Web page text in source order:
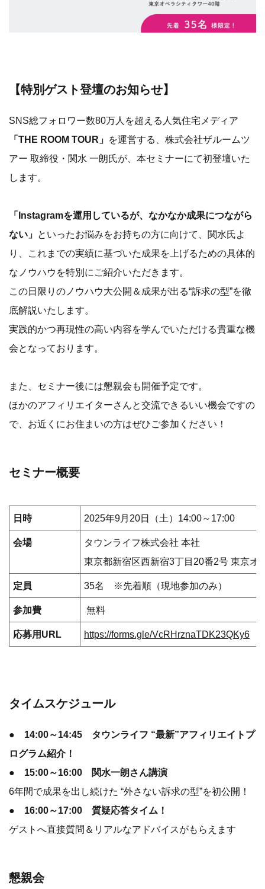
【特別ゲスト登壇のお知らせ】
SNS総フォロワー数80万人を超える人気住宅メディア
「THE ROOM TOUR」 を運営する、株式会社ザルームツ
アー 取締役・関水 一朗氏が、本セミナーにて初登壇いた
します。
「Instagramを運用しているが、なかなか成果につながら
ない」 といったお悩みをお持ちの方に向けて、関水氏よ
り、これまでの実績に基づいた成果を上げるための具体的
なノウハウを特別にご紹介いただきます。
この日限りのノウハウ大公開＆成果が出る“訴求の型”を徹
底解説いたします。
実践的かつ再現性の高い内容を学んでいただける貴重な機
会となっております。
また、セミナー後には懇親会も開催予定です。
ほかのアフィリエイターさんと交流できるいい機会ですの
で、お近くにお住まいの方はぜひご参加ください！
セミナー概要
日時 2025年9月20日（土）14:00～17:00
会場
タウンライフ株式会社 本社
東京都新宿区西新宿3丁目20番2号 東京オ
定員 35名 ※先着順（現地参加のみ）
参加費 無料
応募用URL https://forms.gle/VcRHrznaTDK23QKy6
タイムスケジュール
● 14:00～14:45 タウンライフ “最新”アフィリエイトプ
ログラム紹介！
● 15:00～16:00 関水一朗さん講演
6年間で成果を出し続けた “外さない訴求の型”を初公開！
● 16:00～17:00 質疑応答タイム！
ゲストへ直接質問＆リアルなアドバイスがもらえます
懇親会